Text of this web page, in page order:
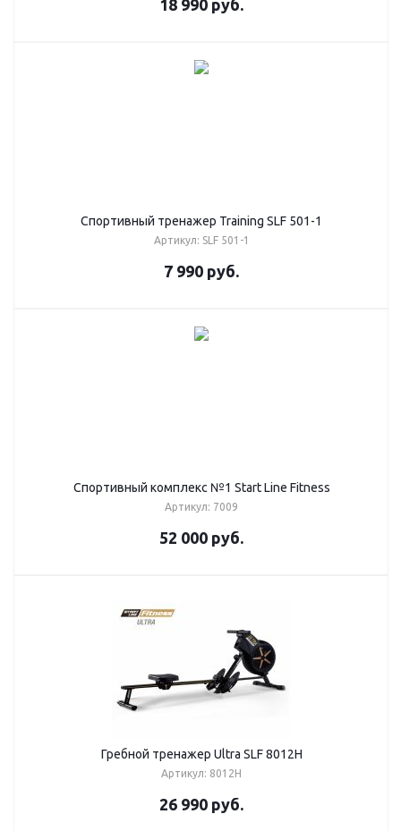
18 990 руб.
Cпортивный тренажер Training SLF 501-1
Артикул: SLF 501-1
7 990 руб.
Спортивный комплекс №1 Start Line Fitness
Артикул: 7009
52 000 руб.
Гребной тренажер Ultra SLF 8012H
Артикул: 8012H
26 990 руб.